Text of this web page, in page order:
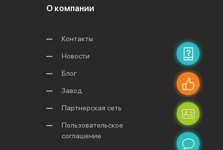
О компании
Контакты
Новости
Блог
Завод
Партнерская сеть
Пользовательское
соглашение